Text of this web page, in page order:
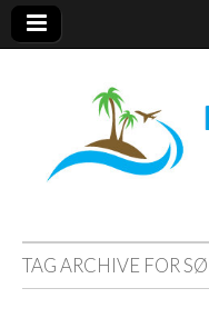
TAG ARCHIVE FOR